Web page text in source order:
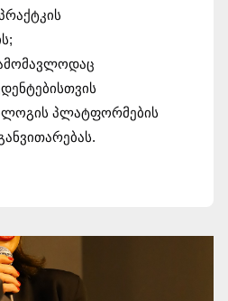
პლატფორმების